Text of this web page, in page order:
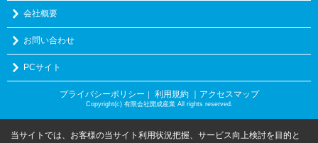
会社概要
お問い合わせ
PCサイト
プライバシーポリシー 利用規約 ｜アクセスマップ
Copyright(c) 有限会社開成産業 All rights reserved.
当サイトでは、お客様の当サイト利用状況把握、サービス向上検討を目的と